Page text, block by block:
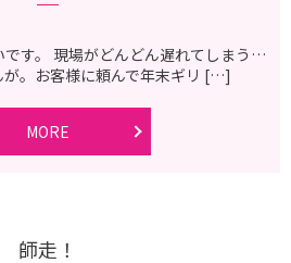
す。 現場がどんどん遅れてしまう…
が。お客様に頼んで年末ギリ […]
MORE
師走！